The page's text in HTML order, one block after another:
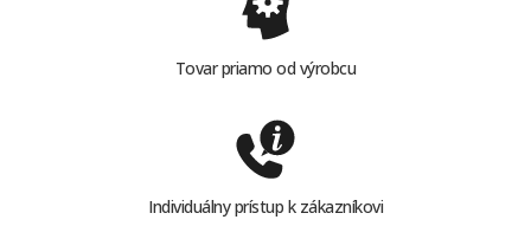
Tovar priamo od výrobcu
Individuálny prístup k zákazníkovi